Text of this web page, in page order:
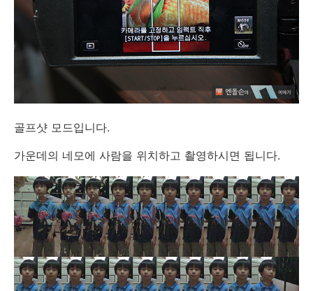
골프샷 모드입니다.
가운데의 네모에 사람을 위치하고 촬영하시면 됩니다.